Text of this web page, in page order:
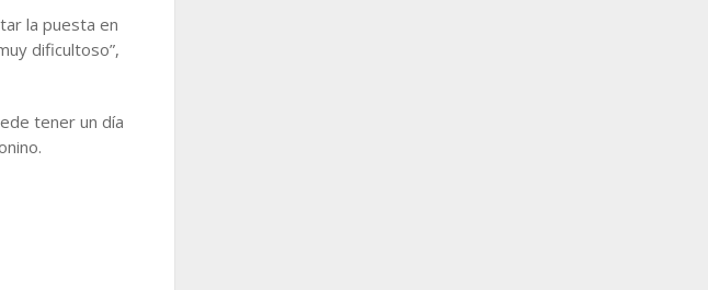
la puesta en
dificultoso”,
tener un día